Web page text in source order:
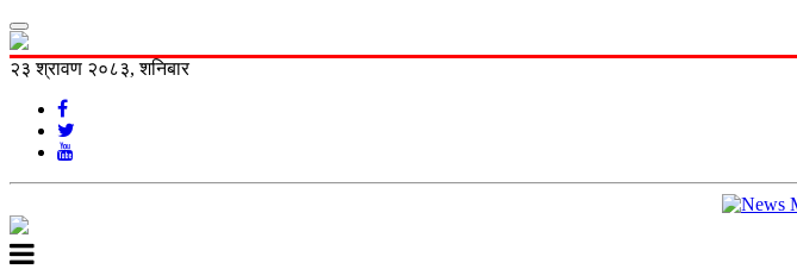
२३ श्रावण २०८३, शनिबार